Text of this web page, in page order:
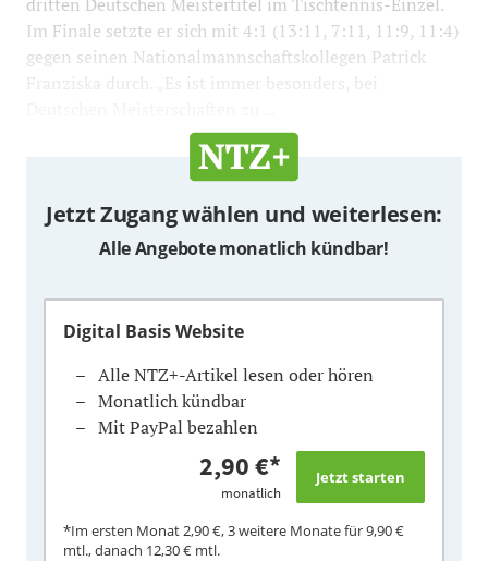
Im Finale setzte er sich mit 4:1 (13:11, 7:11, 11:9, 11:4)
gegen seinen Nationalmannschaftskollegen Patrick
Franziska durch. „Es ist immer besonders, bei
Jetzt Zugang wählen und weiterlesen:
Alle Angebote monatlich kündbar!
Digital Basis Website
Alle NTZ+-Artikel lesen oder hören
Monatlich kündbar
Mit PayPal bezahlen
2,90 €*
monatlich
*Im ersten Monat2,90 €, 3 weitere Monate für9,90 €
mtl., danach 12,30 € mtl.